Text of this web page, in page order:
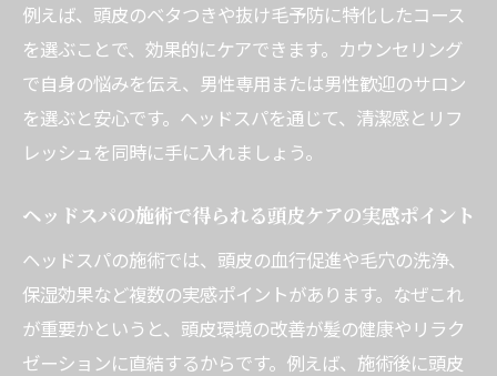
生活習慣とヘッドスパの組み合わせで健康
維持
メンズにも人気のヘッドスパ定期利用の魅
力
ヘッドスパの頻度と理想の頭皮環境づくり
ドライヘッドスパや頭皮洗浄のメリットを知る
ドライヘッドスパの特徴と頭皮へのやさし
い効果
頭皮洗浄ヘッドスパで感じる深いリラック
ス感
例えば、頭皮のベタつきや抜け毛予防に特化したコース
を選ぶことで、効果的にケアできます。カウンセリング
で自身の悩みを伝え、男性専用または男性歓迎のサロン
を選ぶと安心です。ヘッドスパを通じて、清潔感とリフ
レッシュを同時に手に入れましょう。
ヘッドスパの施術で得られる頭皮ケアの実感ポイント
ヘッドスパの施術では、頭皮の血行促進や毛穴の洗浄、
保湿効果など複数の実感ポイントがあります。なぜこれ
が重要かというと、頭皮環境の改善が髪の健康やリラク
ゼーションに直結するからです。例えば、施術後に頭皮